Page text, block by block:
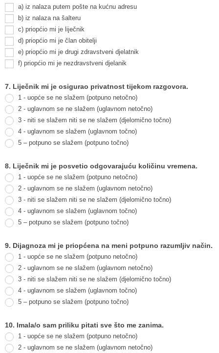
a) iz nalaza putem pošte na kućnu adresu
b) iz nalaza na šalteru
c) priopćio mi je liječnik
d) priopćio mi je član obitelji
e) priopćio mi je drugi zdravstveni djelatnik
f) priopćio mi je nezdravstveni djelanik
7. Liječnik mi je osigurao privatnost tijekom razgovora.
1 - uopće se ne slažem (potpuno netočno)
2 - uglavnom se ne slažem (uglavnom netočno)
3 - niti se slažem niti se ne slažem (djelomično točno)
4 - uglavnom se slažem (uglavnom točno)
5 – potpuno se slažem (potpuno točno)
8. Liječnik mi je posvetio odgovarajuću količinu vremena.
1 - uopće se ne slažem (potpuno netočno)
2 - uglavnom se ne slažem (uglavnom netočno)
3 - niti se slažem niti se ne slažem (djelomično točno)
4 - uglavnom se slažem (uglavnom točno)
5 – potpuno se slažem (potpuno točno)
9. Dijagnoza mi je priopćena na meni potpuno razumljiv način.
1 - uopće se ne slažem (potpuno netočno)
2 - uglavnom se ne slažem (uglavnom netočno)
3 - niti se slažem niti se ne slažem (djelomično točno)
4 - uglavnom se slažem (uglavnom točno)
5 – potpuno se slažem (potpuno točno)
10. Imala/o sam priliku pitati sve što me zanima.
1 - uopće se ne slažem (potpuno netočno)
2 - uglavnom se ne slažem (uglavnom netočno)